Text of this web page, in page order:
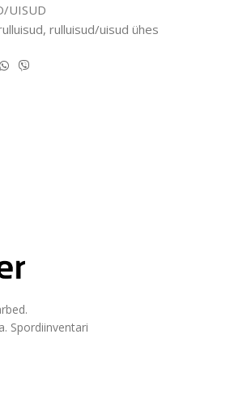
UISUD
, rulluisud/uisud ühes
Spordiinventari